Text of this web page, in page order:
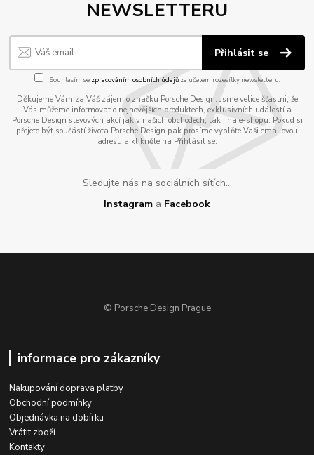
NEWSLETTERU
Přihlásit se
Souhlasím se zpracováním osobních údajůza účelem rozesílky newsletteru.
Děkujeme Vám za Váš zájem o značku Porsche Design. Jsme velice šťastni, že
Vás můžeme informovat o nejnovějších produktech, exklusivních událostí a
Porsche Design slevových akcí jak v našich obchodech, tak i na e-shopu. Pokud si
přejete být součástí života Porsche Design pak prosíme vyplňte Vaši emailovou
adresu a klikněte na Přihlásit se.
Sledujte nás na sociálních sítích...
Instagram a Facebook
© Porsche Design Prague
informace pro zákazníky
Nakupování doprava platby
Obchodní podmínky
Objednávka na dobírku
Vrátit zboží
Kontakty